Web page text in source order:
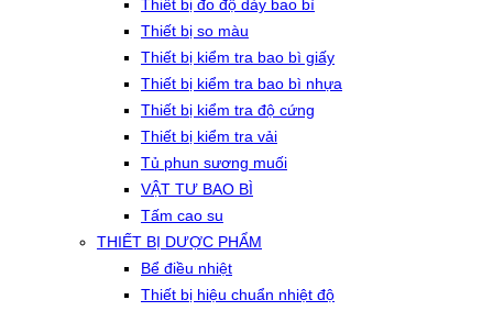
Thiết bị đo độ dày bao bì
Thiết bị so màu
Thiết bị kiểm tra bao bì giấy
Thiết bị kiểm tra bao bì nhựa
Thiết bị kiểm tra độ cứng
Thiết bị kiểm tra vải
Tủ phun sương muối
VẬT TƯ BAO BÌ
Tấm cao su
THIẾT BỊ DƯỢC PHẨM
Bể điều nhiệt
Thiết bị hiệu chuẩn nhiệt độ